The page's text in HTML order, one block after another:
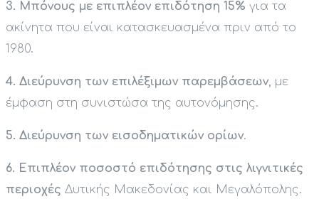
3. Μπόνους με επιπλέον επιδότηση 15% για τα
ακίνητα που είναι κατασκευασμένα πριν από το
1980.
4. Διεύρυνση των επιλέξιμων παρεμβάσεων, με
έμφαση στη συνιστώσα της αυτονόμησης.
5. Διεύρυνση των εισοδηματικών ορίων.
6. Επιπλέον ποσοστό επιδότησης στις λιγνιτικές
περιοχές Δυτικής Μακεδονίας και Μεγαλόπολης.